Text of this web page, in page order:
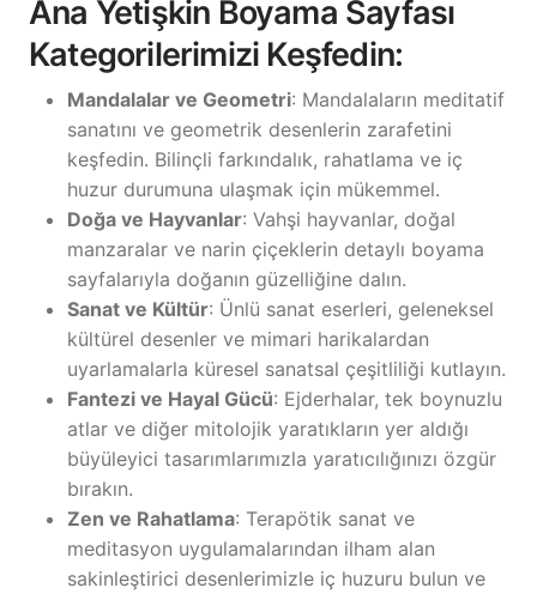
Ana Yetişkin Boyama Sayfası
Kategorilerimizi Keşfedin:
Mandalalar ve Geometri: Mandalaların meditatif
sanatını ve geometrik desenlerin zarafetini
keşfedin. Bilinçli farkındalık, rahatlama ve iç
huzur durumuna ulaşmak için mükemmel.
Doğa ve Hayvanlar: Vahşi hayvanlar, doğal
manzaralar ve narin çiçeklerin detaylı boyama
sayfalarıyla doğanın güzelliğine dalın.
Sanat ve Kültür: Ünlü sanat eserleri, geleneksel
kültürel desenler ve mimari harikalardan
uyarlamalarla küresel sanatsal çeşitliliği kutlayın.
Fantezi ve Hayal Gücü: Ejderhalar, tek boynuzlu
atlar ve diğer mitolojik yaratıkların yer aldığı
büyüleyici tasarımlarımızla yaratıcılığınızı özgür
bırakın.
Zen ve Rahatlama: Terapötik sanat ve
meditasyon uygulamalarından ilham alan
sakinleştirici desenlerimizle iç huzuru bulun ve